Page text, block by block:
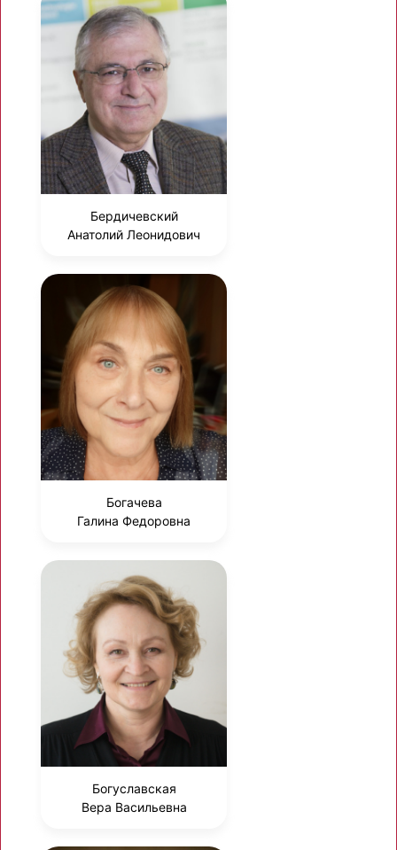
Бердичевский
Анатолий Леонидович
Богачева
Галина Федоровна
Богуславская
Вера Васильевна